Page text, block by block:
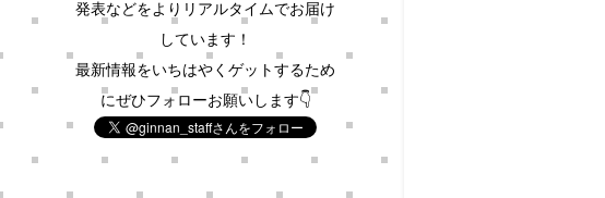
発表などをよりリアルタイムでお届け
しています！
最新情報をいちはやくゲットするため
にぜひフォローお願いします👇